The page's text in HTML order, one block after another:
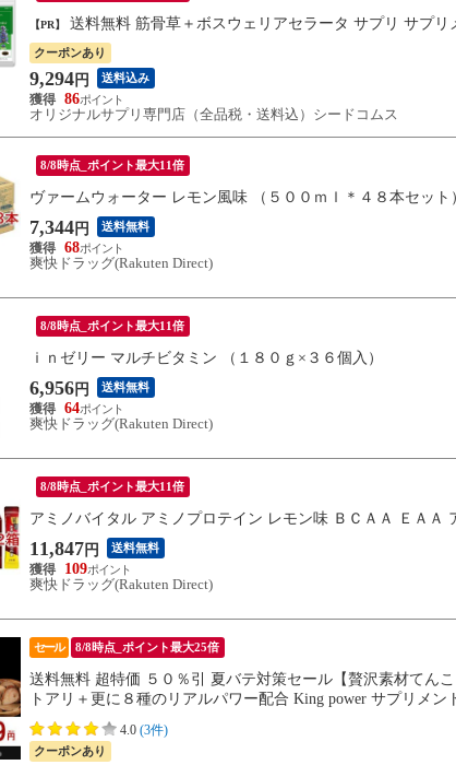
【PR】 送料無料 筋骨草＋ボスウェリアセラータ サプリ サプ
クーポンあり
9,294 円 送料込み
86
オリジナルサプリ専門店（全品税・送料込）シードコムス
8/8時点_ポイント最大11倍
ヴァームウォーター レモン風味 （５００ｍｌ＊４８本セット
7,344 円 送料無料
68
爽快ドラッグ(Rakuten Direct)
8/8時点_ポイント最大11倍
ｉｎゼリー マルチビタミン （１８０ｇ×３６個入）
6,956 円 送料無料
64
爽快ドラッグ(Rakuten Direct)
8/8時点_ポイント最大11倍
アミノバイタル アミノプロテイン レモン味 ＢＣＡＡ ＥＡＡ
11,847 円 送料無料
109
爽快ドラッグ(Rakuten Direct)
セール 8/8時点_ポイント最大25倍
送料無料 超特価 ５０％引 夏バテ対策セール【贅沢素材てん
トアリ＋更に８種のリアルパワー配合 King power サプリメ
【お一人様５ケ迄】
4.0 (3件)
クーポンあり